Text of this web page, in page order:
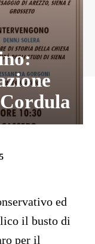
ed
il busto di
per il